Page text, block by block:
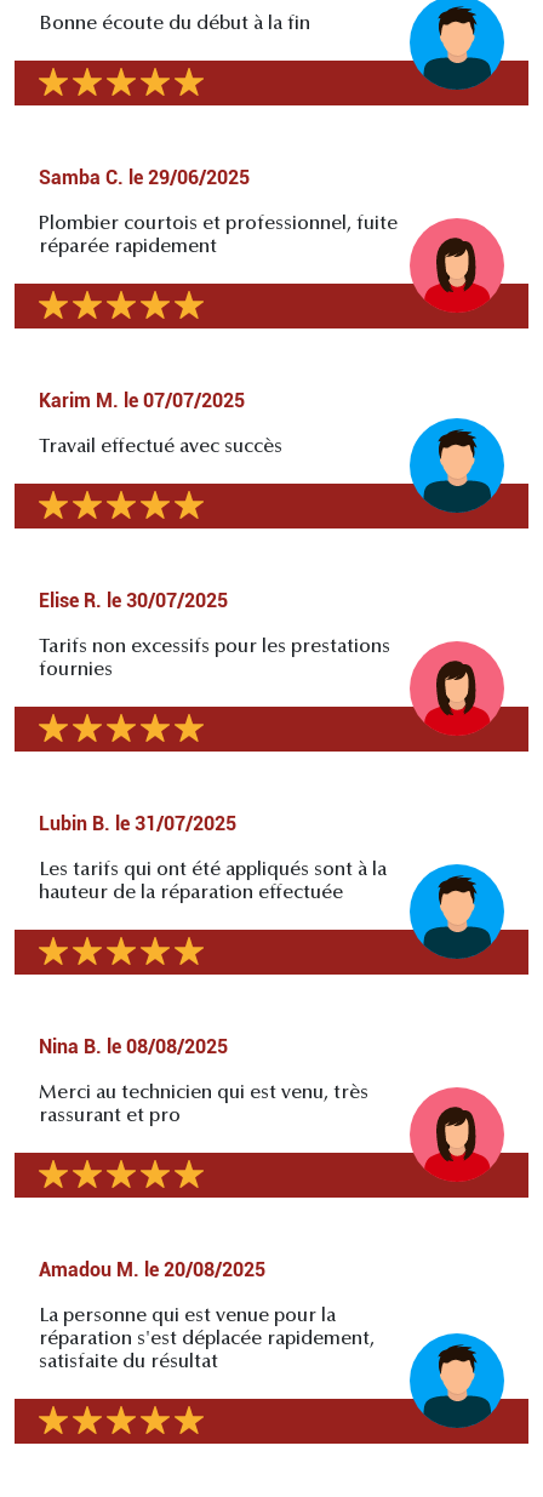
Bonne écoute du début à la fin
Samba C. le 29/06/2025
Plombier courtois et professionnel, fuite
réparée rapidement
Karim M. le 07/07/2025
Travail effectué avec succès
Elise R. le 30/07/2025
Tarifs non excessifs pour les prestations
fournies
Lubin B. le 31/07/2025
Les tarifs qui ont été appliqués sont à la
hauteur de la réparation effectuée
Nina B. le 08/08/2025
Merci au technicien qui est venu, très
rassurant et pro
Amadou M. le 20/08/2025
La personne qui est venue pour la
réparation s'est déplacée rapidement,
satisfaite du résultat